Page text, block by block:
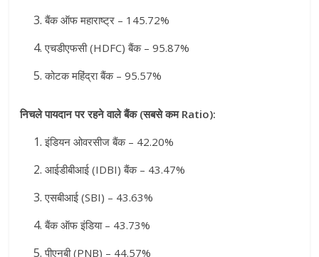
बैंक ऑफ महाराष्ट्र – 145.72%
एचडीएफसी (HDFC) बैंक – 95.87%
कोटक महिंद्रा बैंक – 95.57%
निचले पायदान पर रहने वाले बैंक (सबसे कम Ratio):
इंडियन ओवरसीज बैंक – 42.20%
आईडीबीआई (IDBI) बैंक – 43.47%
एसबीआई (SBI) – 43.63%
बैंक ऑफ इंडिया – 43.73%
पीएनबी (PNB) – 44.57%